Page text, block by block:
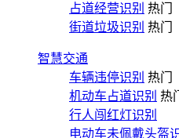
占道经营识别 热门
街道垃圾识别 热门
智慧交通
车辆违停识别 热门
机动车占道识别 热门
行人闯红灯识别
电动车未佩戴头盔